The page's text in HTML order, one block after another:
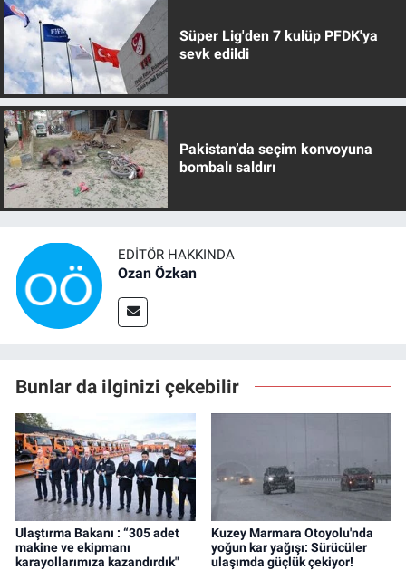
Süper Lig'den 7 kulüp PFDK'ya
sevk edildi
Pakistan’da seçim konvoyuna
bombalı saldırı
EDITÖR HAKKINDA
Ozan Özkan
Bunlar da ilginizi çekebilir
Ulaştırma Bakanı : “305 adet
makine ve ekipmanı
karayollarımıza kazandırdık"
Kuzey Marmara Otoyolu'nda
yoğun kar yağışı: Sürücüler
ulaşımda güçlük çekiyor!